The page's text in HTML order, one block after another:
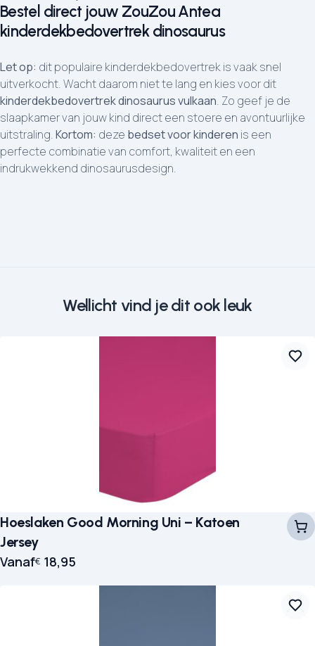
Bestel direct jouw ZouZou Antea
kinderdekbedovertrek dinosaurus
Let op: dit populaire kinderdekbedovertrek is vaak snel
uitverkocht. Wacht daarom niet te lang en kies voor dit
kinderdekbedovertrek dinosaurus vulkaan. Zo geef je de
slaapkamer van jouw kind direct een stoere en avontuurlijke
uitstraling.Kortom: deze bedset voor kinderen is een
perfecte combinatie van comfort, kwaliteit en een
indrukwekkend dinosaurusdesign.
Wellicht vind je dit ook leuk
Hoeslaken Good Morning Uni – Katoen
Jersey
Vanaf€ 18,95